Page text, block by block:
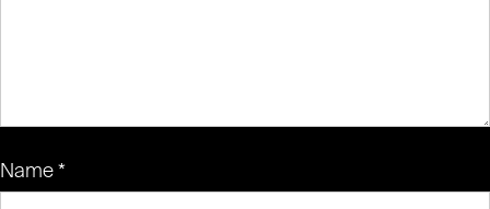
Name *